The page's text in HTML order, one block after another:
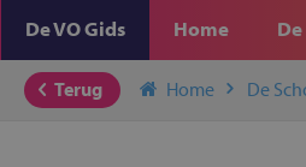
De VO Gids Home
Terug Home De